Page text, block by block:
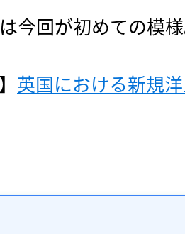
今回が初めての模
英国における新規